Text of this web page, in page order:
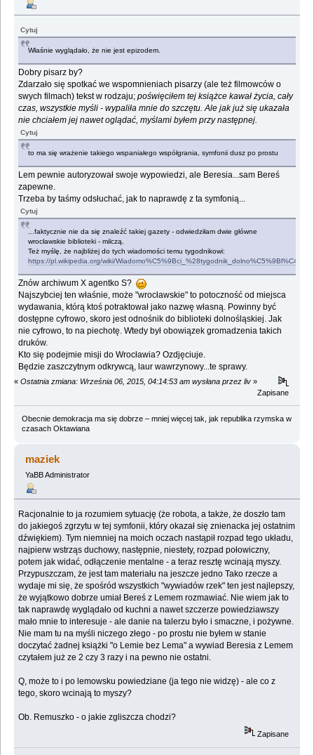
Cytuj
Właśnie wyglądało, że nie jest epizodem.
Dobry pisarz by?
Zdarzało się spotkać we wspomnieniach pisarzy (ale też filmowców o
swych filmach) tekst w rodzaju; poświęciłem tej książce kawał życia, cały
czas, wszystkie myśli - wypaliła mnie do szczętu. Ale jak już się ukazała
nie chciałem jej nawet oglądać, myślami byłem przy następnej.
Cytuj
to ma się wrażenie takiego wspaniałego współgrania, symfonii dusz po prostu
Lem pewnie autoryzował swoje wypowiedzi, ale Beresia...sam Bereś
zapewne.
Trzeba by taśmy odsłuchać, jak to naprawdę z ta symfonią...
Cytuj
...faktycznie nie da się znaleźć takiej gazety - odwiedziłam dwie główne
wrocławskie biblioteki - milczą.
Też myślę, że najbliżej do tych wiadomości temu tygodnikowi:
https://pl.wikipedia.org/wiki/
Znów archiwum X agentko S?
Najszybciej ten właśnie, może "wrocławskie" to potoczność od miejsca
wydawania, którą ktoś potraktował jako nazwę własną. Powinny być
dostępne cyfrowo, skoro jest odnośnik do biblioteki dolnośląskiej. Jak
nie cyfrowo, to na piechotę. Wtedy był obowiązek gromadzenia takich
druków.
Kto się podejmie misji do Wrocławia? Ozdjęciuje.
Będzie zaszczytnym odkrywcą, laur wawrzynowy...te sprawy.
« Ostatnia zmiana: Września 06, 2015, 04:14:53 am wysłana przez liv »
Zapisane
Obecnie demokracja ma się dobrze – mniej więcej tak, jak republika rzymska w
czasach Oktawiana
maziek
YaBB Administrator
Racjonalnie to ja rozumiem sytuację (że robota, a także, że doszło tam
do jakiegoś zgrzytu w tej symfonii, który okazał się znienacka jej ostatnim
dźwiękiem). Tym niemniej na moich oczach nastąpił rozpad tego układu,
najpierw wstrząs duchowy, następnie, niestety, rozpad połowiczny,
potem jak widać, odłączenie mentalne - a teraz resztę wcinają myszy.
Przypuszczam, że jest tam materiału na jeszcze jedno Tako rzecze a
wydaje mi się, że spośród wszystkich "wywiadów rzek" ten jest najlepszy,
że wyjątkowo dobrze umiał Bereś z Lemem rozmawiać. Nie wiem jak to
tak naprawdę wyglądało od kuchni a nawet szczerze powiedziawszy
mało mnie to interesuje - ale danie na talerzu było i smaczne, i pożywne.
Nie mam tu na myśli niczego złego - po prostu nie byłem w stanie
doczytać żadnej książki "o Lemie bez Lema" a wywiad Beresia z Lemem
czytałem już ze 2 czy 3 razy i na pewno nie ostatni.
Q, może to i po lemowsku powiedziane (ja tego nie widzę) - ale co z
tego, skoro wcinają to myszy?
Ob. Remuszko - o jakie zgliszcza chodzi?
Zapisane